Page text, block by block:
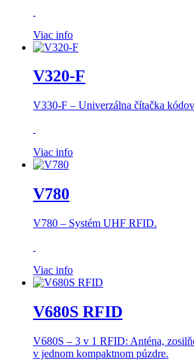
Viac info
V320-F
V330-F – Univerzálna čítačka
Viac info
V780
V780 – Systém UHF RFID.
Viac info
V680S RFID
V680S – 3 v 1 RFID: Anténa,
v jednom kompaktnom púzdre.